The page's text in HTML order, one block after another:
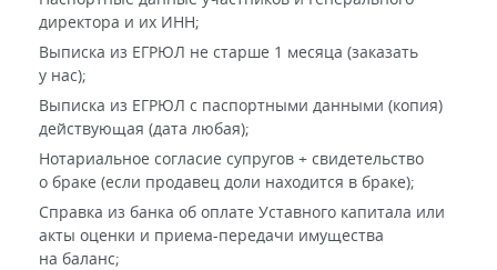
директора и их ИНН;
Выписка из ЕГРЮЛ не старше 1 месяца (заказать
у нас);
Выписка из ЕГРЮЛ с паспортными данными (копия)
действующая (дата любая);
Нотариальное согласие супругов + свидетельство
о браке (если продавец доли находится в браке);
Справка из банка об оплате Уставного капитала или
акты оценки и приема-передачи имущества
на баланс;